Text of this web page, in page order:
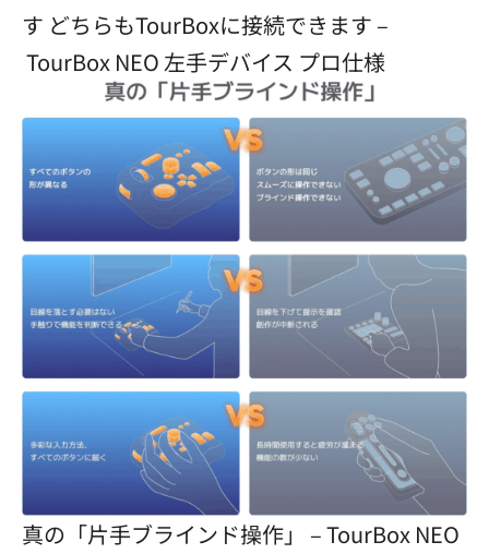
す どちらもTourBoxに接続できます –
TourBox NEO 左手デバイス プロ仕様
真の「片手ブラインド操作」 – TourBox NEO